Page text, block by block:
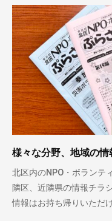
様々な分野、地域の
北区内のNPO・ボランテ
隣区、近隣県の情報チラ
情報はお持ち帰りいただ